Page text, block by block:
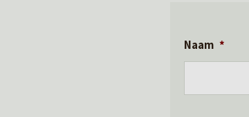
Naam *